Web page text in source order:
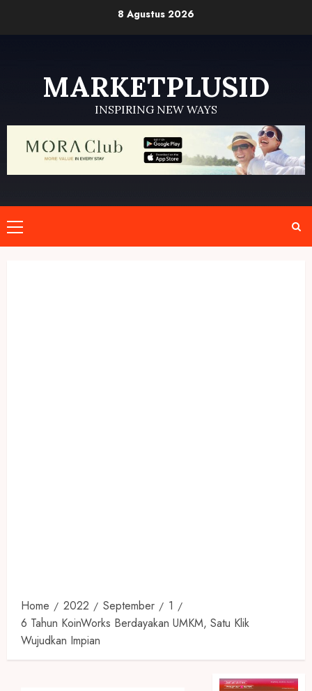
8 Agustus 2026
MARKETPLUSID
INSPIRING NEW WAYS
Primary
Menu
Home 2022 September
1
6 Tahun KoinWorks Berdayakan UMKM, Satu Klik
Wujudkan Impian